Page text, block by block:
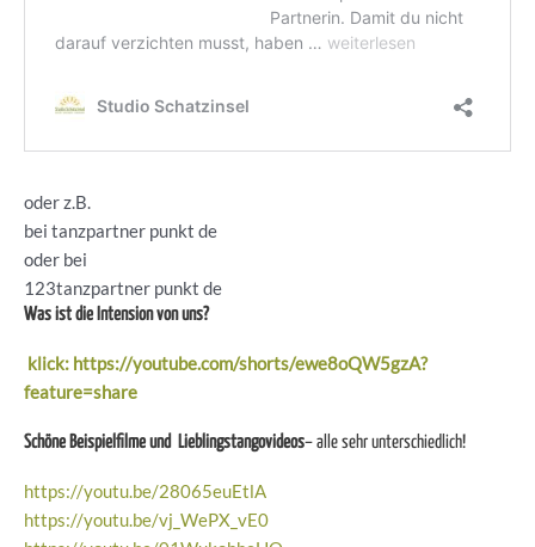
oder z.B.
bei tanzpartner punkt de
oder bei
123tanzpartner punkt de
Was ist die Intension von uns?
klick: https://youtube.com/shorts/ewe8oQW5gzA?
feature=share
Schöne Beispielfilme und Lieblingstangovideos– alle sehr unterschiedlich!
https://youtu.be/28065euEtlA
https://youtu.be/vj_WePX_vE0